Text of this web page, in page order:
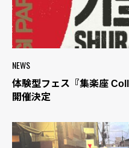
NEWS
体験型フェス『集楽座
開催決定